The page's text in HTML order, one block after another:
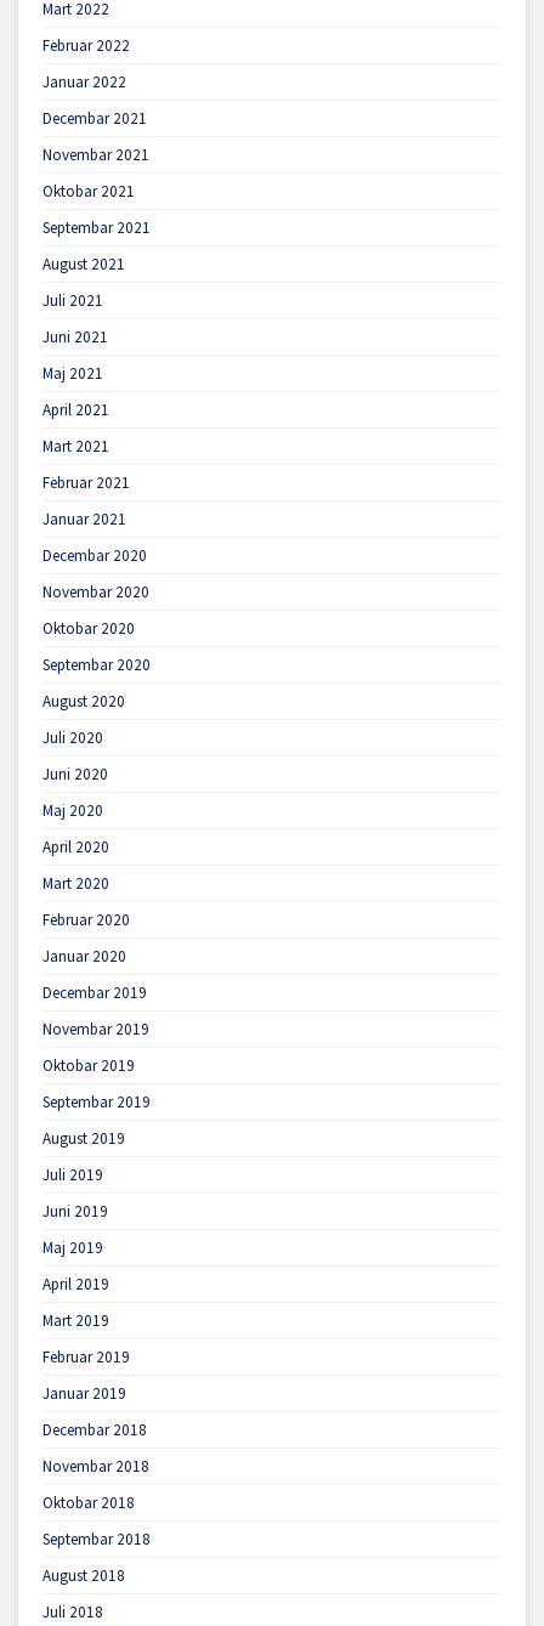
Mart 2022
Februar 2022
Januar 2022
Decembar 2021
Novembar 2021
Oktobar 2021
Septembar 2021
August 2021
Juli 2021
Juni 2021
Maj 2021
April 2021
Mart 2021
Februar 2021
Januar 2021
Decembar 2020
Novembar 2020
Oktobar 2020
Septembar 2020
August 2020
Juli 2020
Juni 2020
Maj 2020
April 2020
Mart 2020
Februar 2020
Januar 2020
Decembar 2019
Novembar 2019
Oktobar 2019
Septembar 2019
August 2019
Juli 2019
Juni 2019
Maj 2019
April 2019
Mart 2019
Februar 2019
Januar 2019
Decembar 2018
Novembar 2018
Oktobar 2018
Septembar 2018
August 2018
Juli 2018